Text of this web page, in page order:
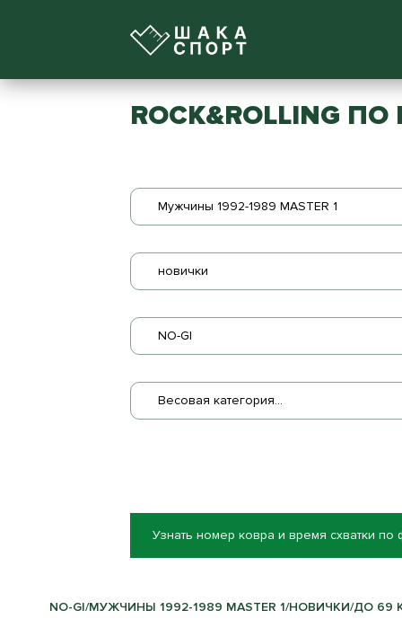
ROCK&ROLLING
Мужчины 1992-1989 MASTER 1
новички
NO-GI
Весовая категория...
Узнать номер ковра и время схватки по
NO-GI/МУЖЧИНЫ 1992-1989 MASTER 1/НОВИЧКИ/ДО 69